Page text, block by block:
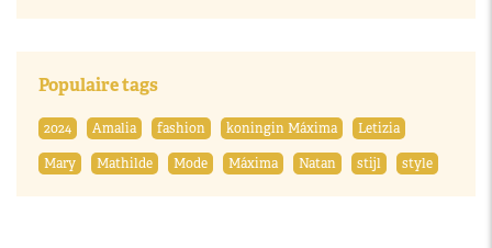
Populaire tags
2024 Amalia fashion koningin Máxima
Letizia
Mary
Mathilde Mode Máxima Natan stijl style